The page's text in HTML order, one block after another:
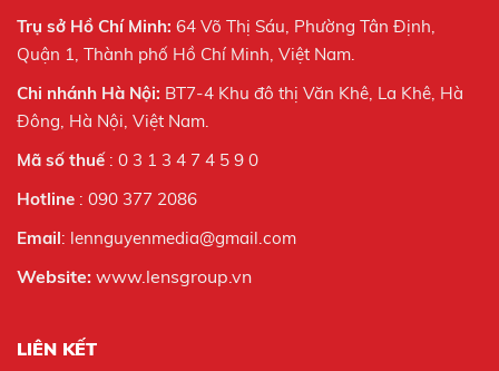
Trụ sở Hồ Chí Minh: 64 Võ Thị Sáu, Phường Tân Định,
Quận 1, Thành phố Hồ Chí Minh, Việt Nam.
Chi nhánh Hà Nội: BT7-4 Khu đô thị Văn Khê, La Khê, Hà
Đông, Hà Nội, Việt Nam.
Mã số thuế : 0 3 1 3 4 7 4 5 9 0
Hotline : 090 377 2086
Email: lennguyenmedia@gmail.com
Website: www.lensgroup.vn
LIÊN KẾT